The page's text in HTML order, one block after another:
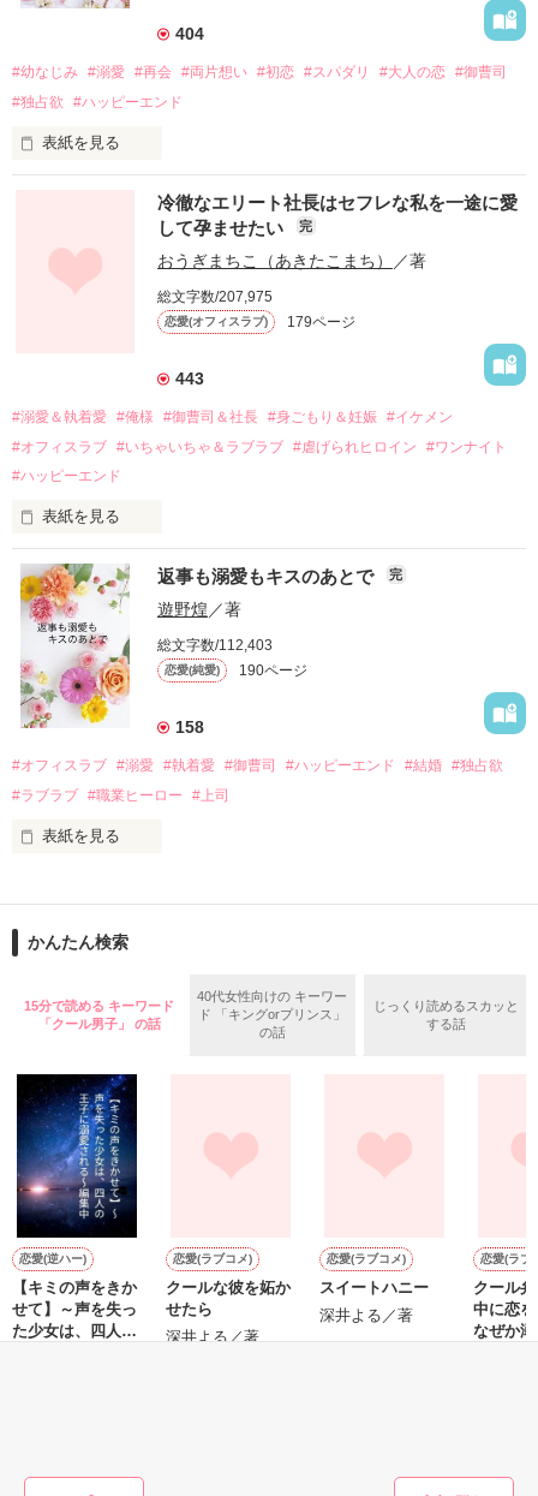
404
#幼なじみ #溺愛 #再会 #両片想い #初恋 #スパダリ #大人の恋 #御曹司
#独占欲
#ハッピーエンド
表紙を見る
幼なじみの哲平に淡い恋心を抱いていた美桜。
しかし、ある出来事をきっかけに二人の関係は壊れてしまう。
関係修復もできないまま、美桜は両親の離婚によって
引っ越すことになり、哲平とも離れ離れになった。
それから約十二年後。
過去の傷から、二度と会いたくないと思っていた哲平に
運命のような再会を果たす。
酔った勢いで一夜を共にしてしまった。
さらに、美桜が初めてだと知った哲平は
『責任をとる、結婚しよう』と真っ直ぐに告げてきた。
戸惑う美桜とは裏腹に、好きという気持ちを隠すことなく
甘やかしてくる。
そんなある日、哲平は美桜がストーカー被害に
遭っていることを知る。
美桜を守るため、哲平は同居を提案してきて――。
夏木美桜(なつきみお)
鳴海哲平 (なるみてっぺい)
2026.6.5～2026.7.25
＊以前、公開していた話の改稿版です＊
作品を読む
冷徹なエリート社長はセフレな私を一途に愛
して孕ませたい
完
おうぎまちこ（あきたこまち） ／著
総文字数/207,975
恋愛(オフィスラブ) 179ページ
443
#溺愛＆執着愛 #俺様 #御曹司＆社長 #身ごもり＆妊娠 #イケメン
#オフィスラブ #いちゃいちゃ＆ラブラブ #虐げられヒロイン
#ワンナイト
#ハッピーエンド
表紙を見る
おかしな噂を流されて前の職場でうまくいかなかった梅田美
桜は、海外で傷心旅行をしていたところ、日本人美青年と出会
い、酒の勢いもあり一夜限りの関係となる。
帰国後、美桜は新しい職場でワンナイトした美青年と再会。
なんと彼の正体は、とある財閥御曹司にも関わらず、一族を離
れて起業した新進気鋭の実業家、社内でも冷徹だと評判な社長
――御影恭司その人だったのだ――！
なぜか恭司から飼い猫の世話係を命じられた美桜は、猫の世
の関係となってしまい――？
返事も溺愛もキスのあとで 完
遊野煌／著
総文字数/112,403
恋愛(純愛) 190ページ
158
#オフィスラブ #溺愛 #執着愛 #御曹司 #ハッピーエンド #結婚 #独占欲
#ラブラブ #職業ヒーロー #上司
表紙を見る
ションの企画戦略室で働いている。
めた、同期で恋人の石垣守（26）がいるのだが、後輩の姫原由
いた。
守と由羅から『便利屋雛子』と馬鹿にされ、一人こっそり泣い
ていた雛子に、企画戦略室の上司である雪瀬鷹哉（29）が
た上、同居まで提案してきて──？
鷹哉『宜しくな、俺の雛子』🦅
雛子『俺の……ひぃ、雛子？！！！』🐥
シゴデキで冷徹な上司が見せる素顔は、なぜか想像以上に甘く
て……🐥💓🦅
※表紙も作中使用の画像も全てフリー素材です。
※執筆期間2026.6.3〜7.20完結です。
※他サイトさんにて恋愛トレンド1位でした〜良かったら読ん
かんたん検索
15分で読める キーワード
「クール男子」 の話
40代女性向けの キーワー
ド 「キングorプリンス」
の話
じっくり読めるスカッと
する話
恋愛(逆ハー)
【キミの声をきか
せて】～声を失っ
た少女は、四人の
恋愛(ラブコメ)
クールな彼を妬か
せたら
深井よる／著
恋愛(ラブコメ)
スイートハニー
深井よる／著
恋愛(ラブ
クール
中に恋
なぜか